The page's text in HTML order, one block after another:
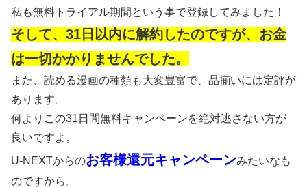
私も無料トライアル期間という事で登録してみました！
そして、31日以内に解約したのですが、お金
は一切かかりませんでした。
また、読める漫画の種類も大変豊富で、品揃いには定評が
あります。
何よりこの31日間無料キャンペーンを絶対逃さない方が
良いですよ。
U-NEXTからのお客様還元キャンペーンみたいなも
のですから。